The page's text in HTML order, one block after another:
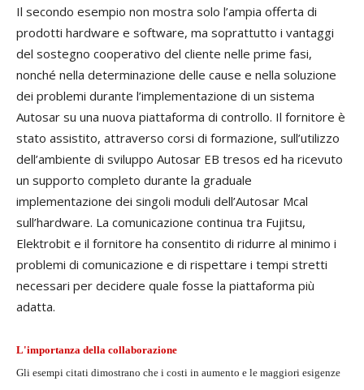
Il secondo esempio non mostra solo l’ampia offerta di
prodotti hardware e software, ma soprattutto i vantaggi
del sostegno cooperativo del cliente nelle prime fasi,
nonché nella determinazione delle cause e nella soluzione
dei problemi durante l’implementazione di un sistema
Autosar su una nuova piattaforma di controllo. Il fornitore è
stato assistito, attraverso corsi di formazione, sull’utilizzo
dell’ambiente di sviluppo Autosar EB tresos ed ha ricevuto
un supporto completo durante la graduale
implementazione dei singoli moduli dell’Autosar Mcal
sull’hardware. La comunicazione continua tra Fujitsu,
Elektrobit e il fornitore ha consentito di ridurre al minimo i
problemi di comunicazione e di rispettare i tempi stretti
necessari per decidere quale fosse la piattaforma più
adatta.
L'importanza della collaborazione
Gli esempi citati dimostrano che i costi in aumento e le maggiori esigenze